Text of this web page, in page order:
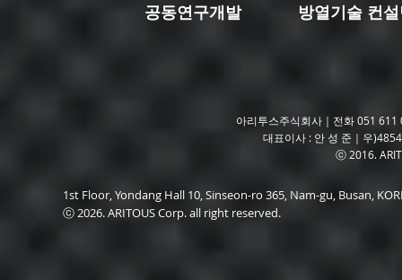
방열기술 컨
공동연구개발
아리투스주식회사｜전화 051
대표이사 : 안 성 준｜우
ⓒ 2016.
1st Floor, Yondang Hall 10, Sinseon-ro 365, Nam-gu, Busan,
ⓒ 2026. ARITOUS Corp. all right reserved.